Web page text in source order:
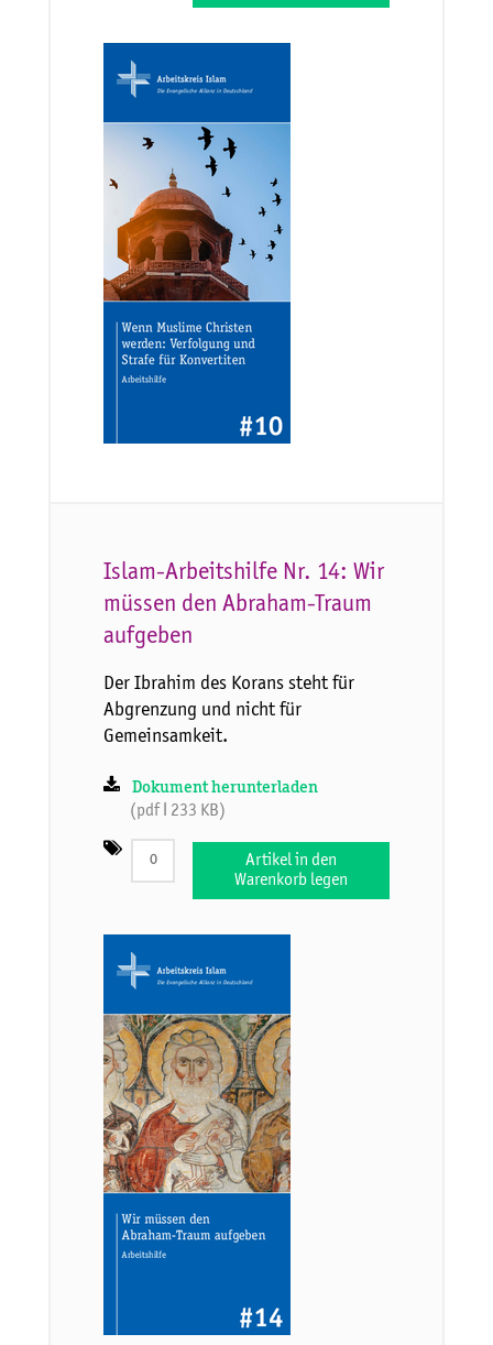
Islam-Arbeitshilfe Nr. 14: Wir
müssen den Abraham-Traum
aufgeben
Der Ibrahim des Korans steht für
Abgrenzung und nicht für
Gemeinsamkeit.
Dokument herunterladen
(pdf ǀ 233 KB)
Artikel in den
Warenkorb legen